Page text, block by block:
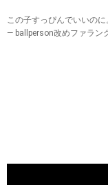
この子すっぴんでいいの
— ballperson改めファラン